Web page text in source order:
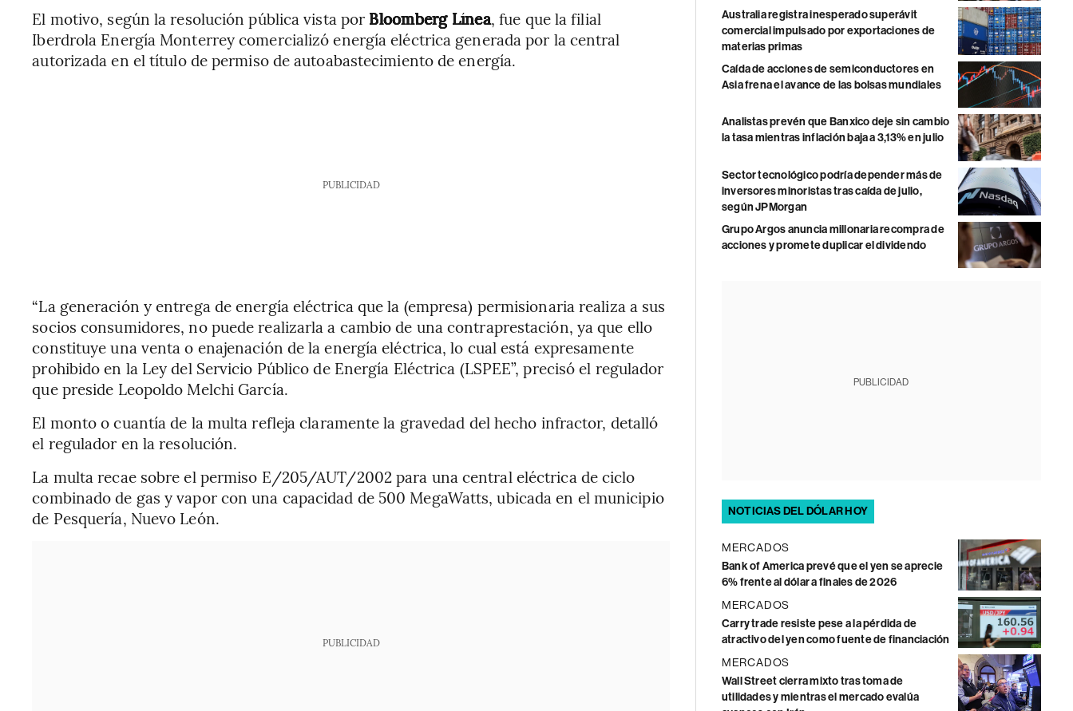
El motivo, según la resolución pública vista por Bloomberg Línea, fue que la filial
Iberdrola Energía Monterrey comercializó energía eléctrica generada por la central
autorizada en el título de permiso de autoabastecimiento de energía.
PUBLICIDAD
“La generación y entrega de energía eléctrica que la (empresa) permisionaria realiza a sus
socios consumidores, no puede realizarla a cambio de una contraprestación, ya que ello
constituye una venta o enajenación de la energía eléctrica, lo cual está expresamente
prohibido en la Ley del Servicio Público de Energía Eléctrica (LSPEE”, precisó el regulador
que preside Leopoldo Melchi García.
El monto o cuantía de la multa refleja claramente la gravedad del hecho infractor, detalló
el regulador en la resolución.
La multa recae sobre el permiso E/205/AUT/2002 para una central eléctrica de ciclo
combinado de gas y vapor con una capacidad de 500 MegaWatts, ubicada en el municipio
de Pesquería, Nuevo León.
PUBLICIDAD
Australia registra inesperado superávit
comercial impulsado por exportaciones de
materias primas
Caída de acciones de semiconductores en
Asia frena el avance de las bolsas mundiales
Analistas prevén que Banxico deje sin cambio
la tasa mientras inflación baja a 3,13% en julio
Sector tecnológico podría depender más de
inversores minoristas tras caída de julio,
según JPMorgan
Grupo Argos anuncia millonaria recompra de
acciones y promete duplicar el dividendo
PUBLICIDAD
NOTICIAS DEL DÓLAR HOY
MERCADOS
Bank of America prevé que el yen se aprecie
6% frente al dólar a finales de 2026
MERCADOS
Carry trade resiste pese a la pérdida de
atractivo del yen como fuente de financiación
MERCADOS
Wall Street cierra mixto tras toma de
utilidades y mientras el mercado evalúa